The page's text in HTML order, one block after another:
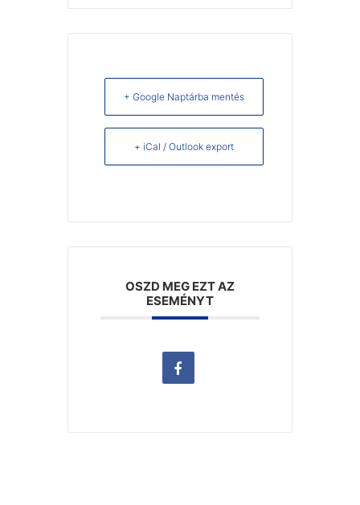
+ Google Naptárba mentés
+ iCal / Outlook export
OSZD MEG EZT AZ
ESEMÉNYT